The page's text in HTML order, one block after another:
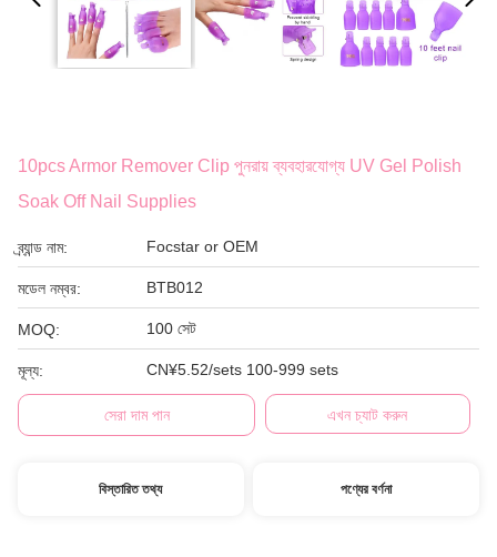
10pcs Armor Remover Clip পুনরায় ব্যবহারযোগ্য UV Gel Polish
Soak Off Nail Supplies
ব্র্যান্ড নাম: Focstar or OEM
মডেল নম্বর: BTB012
MOQ: 100 সেট
মূল্য: CN¥5.52/sets 100-999 sets
সেরা দাম পান এখন চ্যাট করুন
বিস্তারিত তথ্য পণ্যের বর্ণনা